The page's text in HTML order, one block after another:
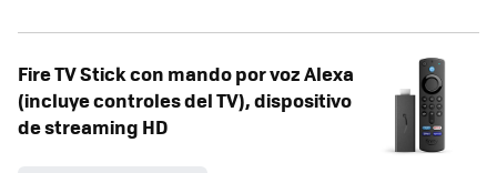
Fire TV Stick con mando por voz Alexa
(incluye controles del TV), dispositivo
de streaming HD